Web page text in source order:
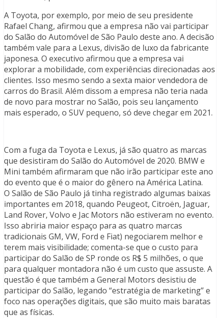
A Toyota, por exemplo, por meio de seu presidente
Rafael Chang, afirmou que a empresa não vai participar
do Salão do Automóvel de São Paulo deste ano. A decisão
também vale para a Lexus, divisão de luxo da fabricante
japonesa. O executivo afirmou que a empresa vai
explorar a mobilidade, com experiências direcionadas aos
clientes. Isso mesmo sendo a sexta maior vendedora de
carros do Brasil. Além dissom a empresa não teria nada
de novo para mostrar no Salão, pois seu lançamento
mais esperado, o SUV pequeno, só deve chegar em 2021.
Com a fuga da Toyota e Lexus, já são quatro as marcas
que desistiram do Salão do Automóvel de 2020. BMW e
Mini também afirmaram que não irão participar este ano
do evento que é o maior do gênero na América Latina.
O Salão de São Paulo já tinha registrado algumas baixas
importantes em 2018, quando Peugeot, Citroën, Jaguar,
Land Rover, Volvo e Jac Motors não estiveram no evento.
Isso abriria maior espaço para as quatro marcas
tradicionais GM, VW, Ford e Fiat) negociarem melhor e
terem mais visibilidade; comenta-se que o custo para
participar do Salão de SP ronde os R$ 5 milhões, o que
para qualquer montadora não é um custo que assuste. A
questão é que também a General Motors desistiu de
participar do Salão, legando “estratégia de marketing” e
foco nas operações digitais, que são muito mais baratas
que as físicas.